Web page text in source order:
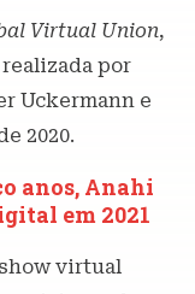
Virtual Union,
por
Uckermann e
2020.
anos, Anahi
em 2021
virtual